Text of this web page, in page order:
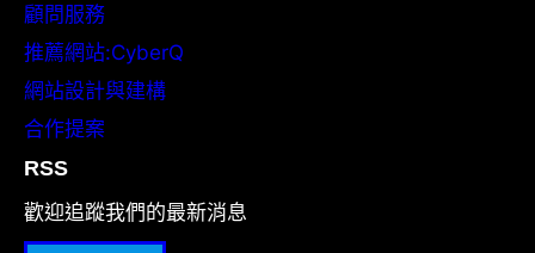
顧問服務
推薦網站:CyberQ
網站設計與建構
合作提案
RSS
歡迎追蹤我們的最新消息